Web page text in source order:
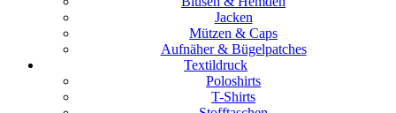
Jacken
Mützen & Caps
Aufnäher & Bügelpatches
Textildruck
Poloshirts
T-Shirts